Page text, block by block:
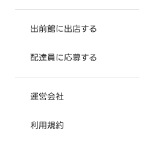
出前館に出店する
配達員に応募する
運営会社
利用規約